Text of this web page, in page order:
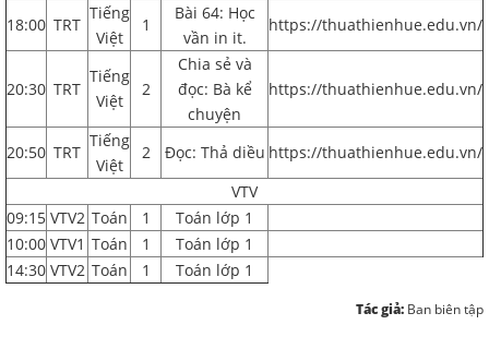
18:00 TRT
Tiếng
Việt
1
Bài 64: Học
vần in it.
https://thuathienhue.edu.vn/
20:30 TRT
Tiếng
Việt
2
Chia sẻ và
đọc: Bà kể
chuyện
https://thuathienhue.edu.vn/
20:50 TRT
Tiếng
Việt
2 Đọc: Thả diều https://thuathienhue.edu.vn/
VTV
09:15 VTV2 Toán 1
Toán lớp 1
10:00 VTV1 Toán 1
Toán lớp 1
14:30 VTV2 Toán 1 Toán lớp 1
Tác giả: Ban biên tập